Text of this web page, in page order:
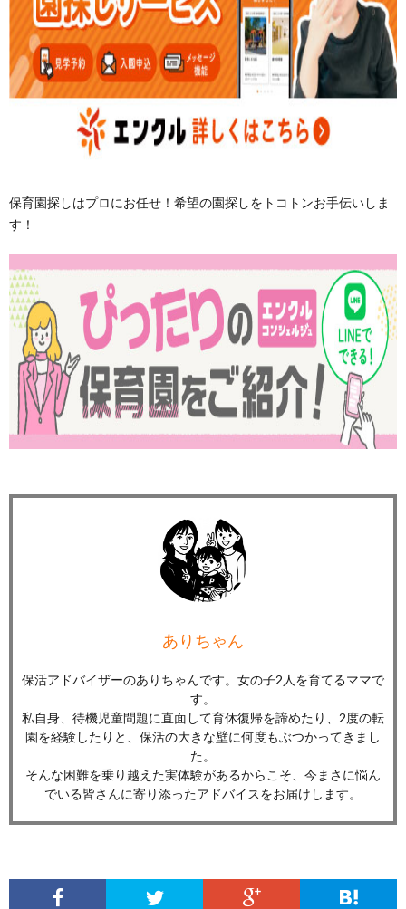
保育園探しはプロにお任せ！希望の園探しをトコトンお手伝いしま
す！
ありちゃん
保活アドバイザーのありちゃんです。女の子2人を育てるママで
す。
私自身、待機児童問題に直面して育休復帰を諦めたり、2度の転
園を経験したりと、保活の大きな壁に何度もぶつかってきまし
た。
そんな困難を乗り越えた実体験があるからこそ、今まさに悩ん
でいる皆さんに寄り添ったアドバイスをお届けします。